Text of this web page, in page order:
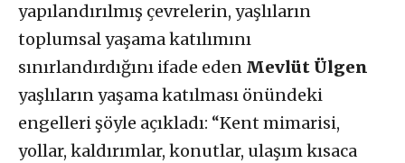
yapılandırılmış çevrelerin, yaşlıların
toplumsal yaşama katılımını
sınırlandırdığını ifade eden Mevlüt Ülgen
yaşlıların yaşama katılması önündeki
engelleri şöyle açıkladı: “Kent mimarisi,
yollar, kaldırımlar, konutlar, ulaşım kısaca